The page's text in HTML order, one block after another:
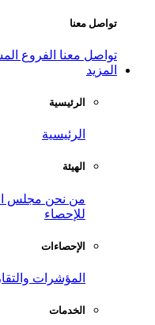
تواصل معنا
تواصل معنا الفروع
المزيد
الرئيسية
الرئيسية
الهيئة
من نحن مجلس
للإحصاء
الإحصاءات
المؤشرات
الخدمات